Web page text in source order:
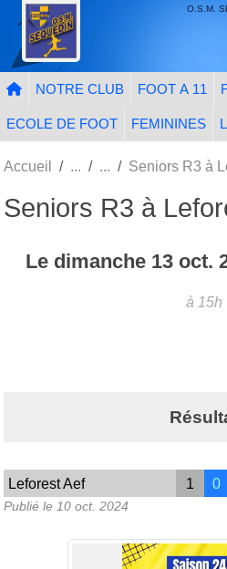
O.S.M.
NOTRE CLUB FOOT A 11
ECOLE DE FOOT FEMININES
Accueil Seniors R3 à
Seniors R3 à
Le dimanche 13 oct.
à 15h
Leforest Aef 1 0
Publié le 10 oct. 2024
Panneau de gestion des cookies